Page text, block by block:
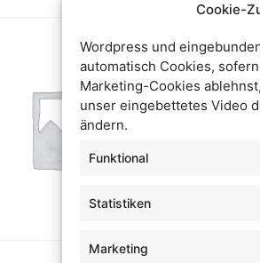
Cookie-
Wordpress und
automatisch Cookies,
Marketing-Cookies
unser eingebettetes Video
ändern.
Funktional
Statistiken
Marketing